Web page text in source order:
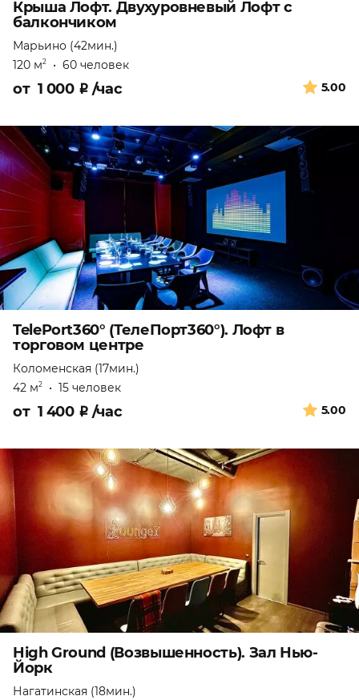
Крыша Лофт. Двухуровневый Лофт с
балкончиком
Марьино (42мин.)
120 м2 • 60 человек
5.00
от 1 000 ₽ /час
TelePort360° (ТелеПорт360°). Лофт в
торговом центре
Коломенская (17мин.)
42 м2 • 15 человек
5.00
от 1 400 ₽ /час
High Ground (Возвышенность). Зал Нью-
Йорк
Нагатинская (18мин.)